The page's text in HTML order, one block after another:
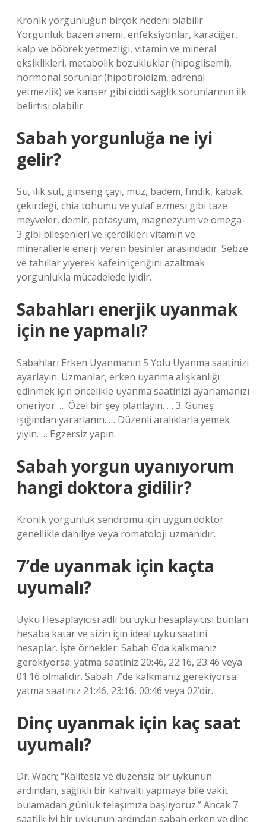
Kronik yorgunluğun birçok nedeni olabilir.
Yorgunluk bazen anemi, enfeksiyonlar, karaciğer,
kalp ve böbrek yetmezliği, vitamin ve mineral
eksiklikleri, metabolik bozukluklar (hipoglisemi),
hormonal sorunlar (hipotiroidizm, adrenal
yetmezlik) ve kanser gibi ciddi sağlık sorunlarının ilk
belirtisi olabilir.
Sabah yorgunluğa ne iyi
gelir?
Su, ılık süt, ginseng çayı, muz, badem, fındık, kabak
çekirdeği, chia tohumu ve yulaf ezmesi gibi taze
meyveler, demir, potasyum, magnezyum ve omega-
3 gibi bileşenleri ve içerdikleri vitamin ve
minerallerle enerji veren besinler arasındadır. Sebze
ve tahıllar yiyerek kafein içeriğini azaltmak
yorgunlukla mücadelede iyidir.
Sabahları enerjik uyanmak
için ne yapmalı?
Sabahları Erken Uyanmanın 5 Yolu Uyanma saatinizi
ayarlayın. Uzmanlar, erken uyanma alışkanlığı
edinmek için öncelikle uyanma saatinizi ayarlamanızı
öneriyor. … Özel bir şey planlayın. … 3. Güneş
ışığından yararlanın. … Düzenli aralıklarla yemek
yiyin. … Egzersiz yapın.
Sabah yorgun uyanıyorum
hangi doktora gidilir?
Kronik yorgunluk sendromu için uygun doktor
genellikle dahiliye veya romatoloji uzmanıdır.
7’de uyanmak için kaçta
uyumalı?
Uyku Hesaplayıcısı adlı bu uyku hesaplayıcısı bunları
hesaba katar ve sizin için ideal uyku saatini
hesaplar. İşte örnekler: Sabah 6’da kalkmanız
gerekiyorsa: yatma saatiniz 20:46, 22:16, 23:46 veya
01:16 olmalıdır. Sabah 7’de kalkmanız gerekiyorsa:
yatma saatiniz 21:46, 23:16, 00:46 veya 02’dir.
Dinç uyanmak için kaç saat
uyumalı?
Dr. Wach; “Kalitesiz ve düzensiz bir uykunun
ardından, sağlıklı bir kahvaltı yapmaya bile vakit
bulamadan günlük telaşımıza başlıyoruz.” Ancak 7
saatlik iyi bir uykunun ardından sabah erken ve dinç